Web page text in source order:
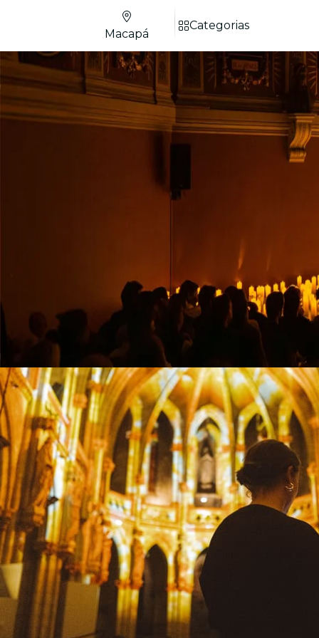
Macapá
Categorias